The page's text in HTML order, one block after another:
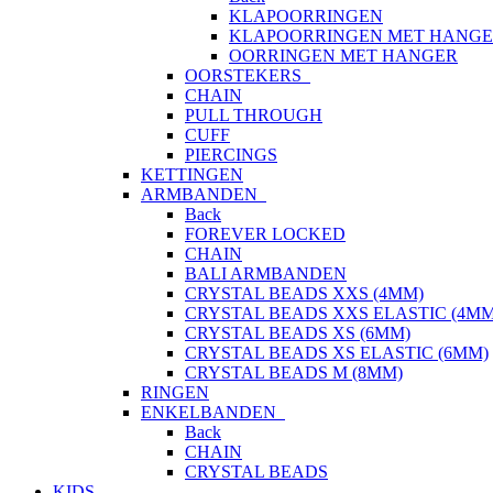
KLAPOORRINGEN
KLAPOORRINGEN MET
OORRINGEN MET HANGER
OORSTEKERS
CHAIN
PULL THROUGH
CUFF
PIERCINGS
KETTINGEN
ARMBANDEN
Back
FOREVER LOCKED
CHAIN
BALI ARMBANDEN
CRYSTAL BEADS XXS (4MM)
CRYSTAL BEADS XXS ELASTIC
CRYSTAL BEADS XS (6MM)
CRYSTAL BEADS XS ELASTIC (6MM)
CRYSTAL BEADS M (8MM)
RINGEN
ENKELBANDEN
Back
CHAIN
CRYSTAL BEADS